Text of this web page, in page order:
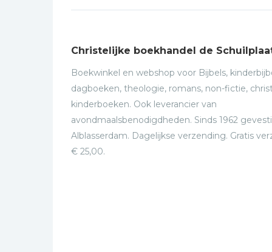
Christelijke boekhandel de
Boekwinkel en webshop voor Bijbels,
dagboeken, theologie, romans, non-fictie,
kinderboeken. Ook leverancier van
avondmaalsbenodigdheden. Sinds 1962
Alblasserdam. Dagelijkse verzending. Gratis
€ 25,00.